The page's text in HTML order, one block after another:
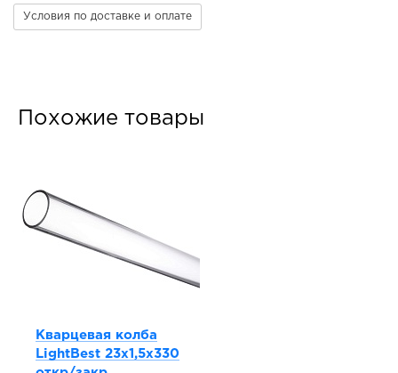
Условия по доставке и оплате
Похожие товары
Кварцевая колба
LightBest 23x1,5x330